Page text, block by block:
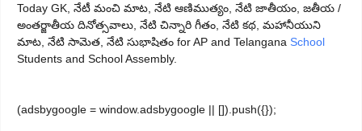
Today GK, నేటీ మంచి మాట, నేటి ఆణిముత్యం, నేటి జాతీయం, జతీయ /
అంతర్జాతీయ దినోత్సవాలు, నేటి చిన్నారి గీతం, నేటి కథ, మహానీయుని
మాట, నేటి సామెత, నేటి సుభాషితం for AP and Telangana School
Students and School Assembly.
(adsbygoogle = window.adsbygoogle || []).push({});